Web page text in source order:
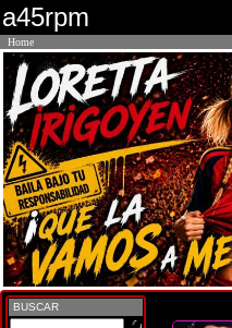
a45rpm
Home
BUSCAR